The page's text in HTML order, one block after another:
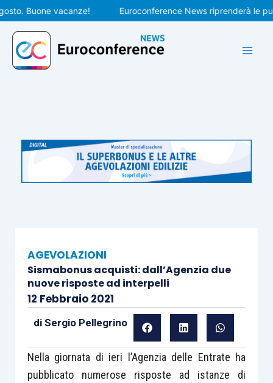
Vai
al
contenuto
Buone vacanze! Euroconference News riprenderà le
AGEVOLAZIONI
Sismabonus acquisti: dall’Agenzia due
nuove risposte ad interpelli
12 Febbraio 2021
di Sergio Pellegrino
Nella giornata di ieri l’Agenzia delle Entrate ha
pubblicato numerose risposte ad istanze di